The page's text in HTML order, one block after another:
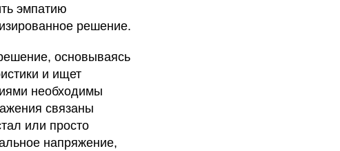
эмпатию
решение.
основываясь
и ищет
необходимы
связаны
или просто
напряжение,